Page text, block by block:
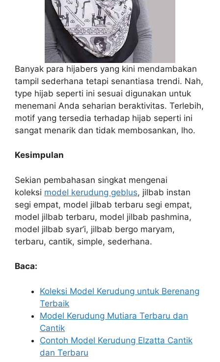
Banyak para hijabers yang kini mendambakan
tampil sederhana tetapi senantiasa trendi. Nah,
type hijab seperti ini sesuai digunakan untuk
menemani Anda seharian beraktivitas. Terlebih,
motif yang tersedia terhadap hijab seperti ini
sangat menarik dan tidak membosankan, lho.
Kesimpulan
Sekian pembahasan singkat mengenai
koleksi model kerudung geblus, jilbab instan
segi empat, model jilbab terbaru segi empat,
model jilbab terbaru, model jilbab pashmina,
model jilbab syar’i, jilbab bergo maryam,
terbaru, cantik, simple, sederhana.
Baca:
Koleksi Model Kerudung untuk Berenang
Terbaik
Model Kerudung Mutiara Terbaru dan
Cantik
Contoh Model Kerudung Elzatta Cantik
dan Terbaru